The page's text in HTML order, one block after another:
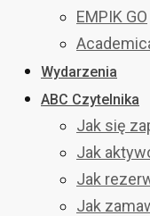
EMPIK GO
Wydarzenia
ABC Czytelnika
Jak się
Jak
Jak
Jak